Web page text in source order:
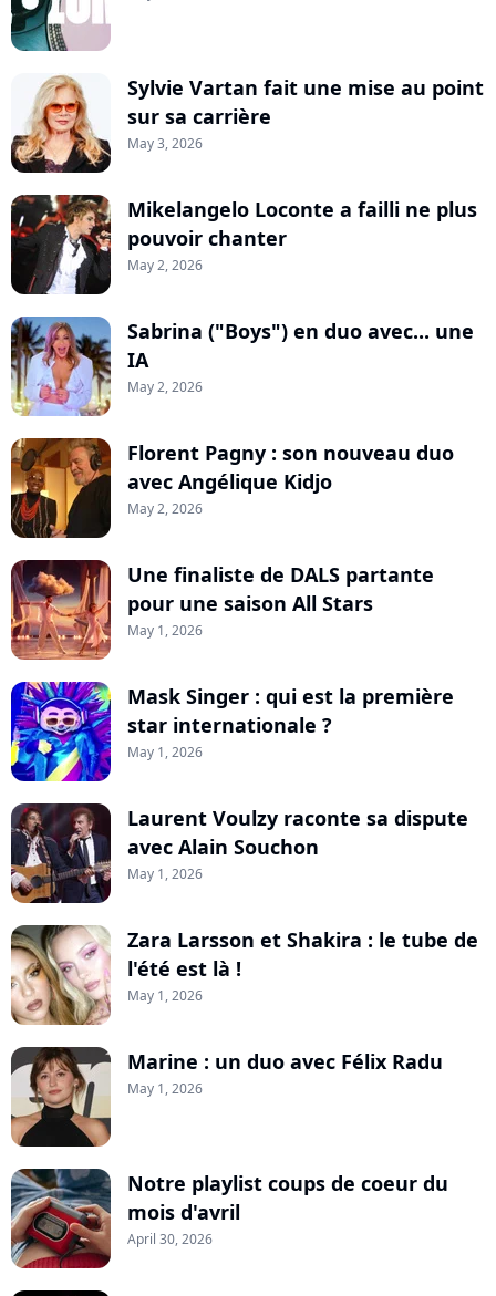
Sylvie Vartan fait une mise au point
sur sa carrière
May 3, 2026
Mikelangelo Loconte a failli ne plus
pouvoir chanter
May 2, 2026
Sabrina ("Boys") en duo avec... une
IA
May 2, 2026
Florent Pagny : son nouveau duo
avec Angélique Kidjo
May 2, 2026
Une finaliste de DALS partante
pour une saison All Stars
May 1, 2026
Mask Singer : qui est la première
star internationale ?
May 1, 2026
Laurent Voulzy raconte sa dispute
avec Alain Souchon
May 1, 2026
Zara Larsson et Shakira : le tube de
l'été est là !
May 1, 2026
Marine : un duo avec Félix Radu
May 1, 2026
Notre playlist coups de coeur du
mois d'avril
April 30, 2026